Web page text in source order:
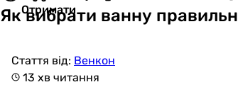
Отримати
Як вибрати ванну
Стаття від: Венкон
13 хв читання